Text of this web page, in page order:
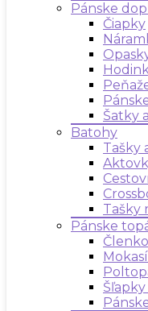
Pánske
Čiapky
Šatky
Batohy
Tašky
Tašky
Pánske